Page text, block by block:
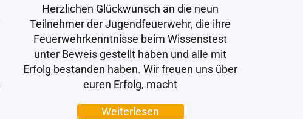
Herzlichen Glückwunsch an die neun
Teilnehmer der Jugendfeuerwehr, die ihre
Feuerwehrkenntnisse beim Wissenstest
unter Beweis gestellt haben und alle mit
Erfolg bestanden haben. Wir freuen uns über
euren Erfolg, macht
Weiterlesen